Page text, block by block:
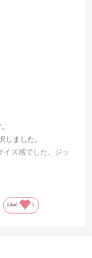
しました。
イズ感でした。ジッ
や、ハンドウォー
風を防いで、内貼
です。
Like! 0